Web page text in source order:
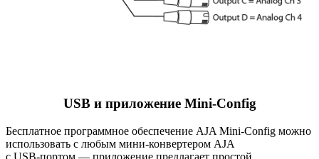
USB и приложение Mini-Config
Бесплатное программное обеспечение AJA Mini-Config можно
использовать с любым мини-конвертером AJA
с USB-портом — приложение предлагает простой